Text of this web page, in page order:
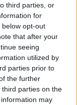
third parties, or
for
opt-out
that after your
seeing
utilized by
parties prior to
the further
parties on the
may
2026